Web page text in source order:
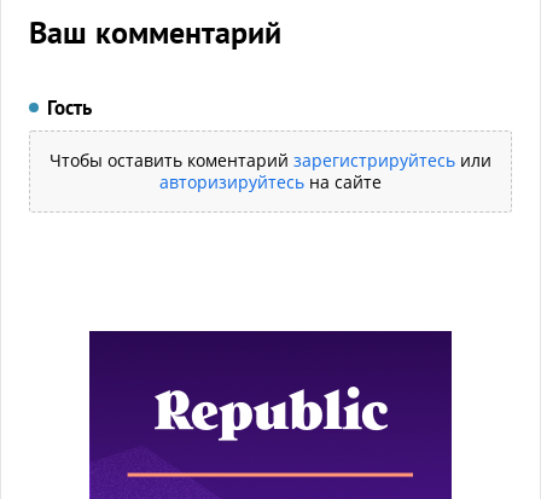
Ваш комментарий
Гость
Чтобы оставить коментарий зарегистрируйтесь или
авторизируйтесь на сайте